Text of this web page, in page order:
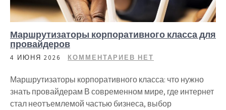
Маршрутизаторы корпоративного класса для
провайдеров
4 ИЮНЯ 2026 КОММЕНТАРИЕВ НЕТ
Маршрутизаторы корпоративного класса: что нужно
знать провайдерам В современном мире, где интернет
стал неотъемлемой частью бизнеса, выбор